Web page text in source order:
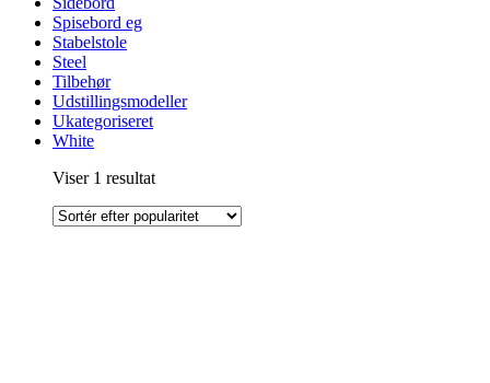
Spisebord eg
Stabelstole
Steel
Tilbehør
Udstillingsmodeller
Ukategoriseret
White
Viser 1 resultat